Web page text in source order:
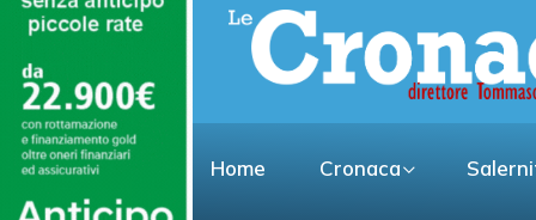
Home Cronaca